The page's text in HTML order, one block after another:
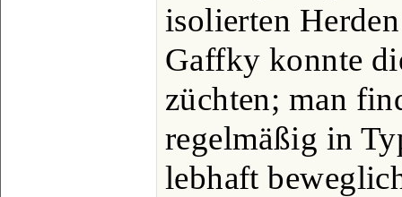
isolierten
Gaffky konnte
züchten; man
regelmäßig in
lebhaft